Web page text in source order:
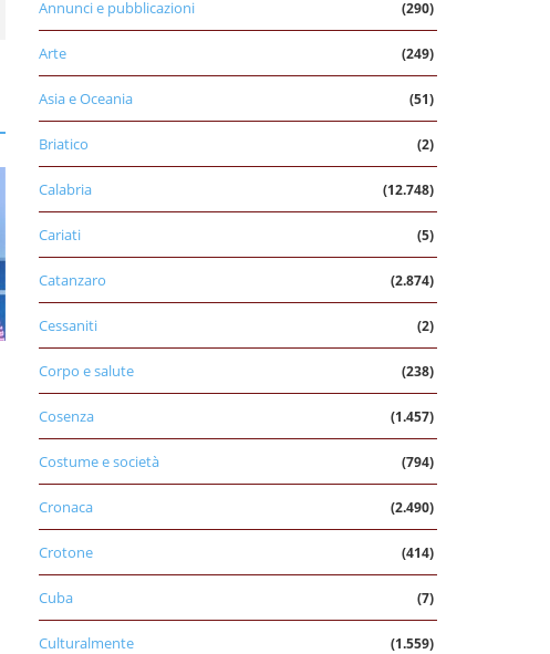
Annunci e pubblicazioni (290)
Arte (249)
Asia e Oceania (51)
Briatico (2)
Calabria (12.748)
Cariati (5)
Catanzaro (2.874)
Cessaniti (2)
Corpo e salute (238)
Cosenza (1.457)
Costume e società (794)
Cronaca (2.490)
Crotone (414)
Cuba (7)
Culturalmente (1.559)